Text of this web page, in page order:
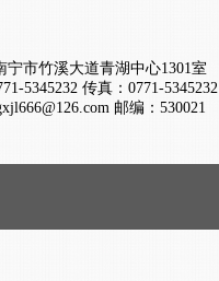
宁市竹溪大道青湖中心1301室
5345232 传真：0771-5345232
邮编：530021